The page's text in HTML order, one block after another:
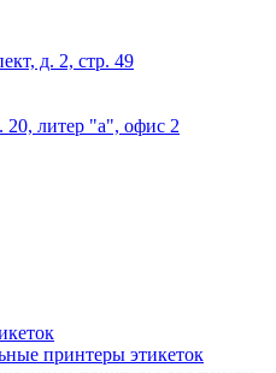
д. 2, стр. 49
литер "a", офис 2
принтеры этикеток